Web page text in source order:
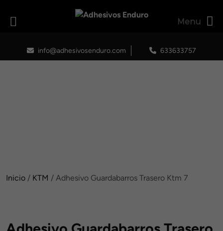
content
info@adhesivosenduro.com 633633757
Inicio / KTM / Adhesivo Guardabarros Trasero Ktm 7
Menu